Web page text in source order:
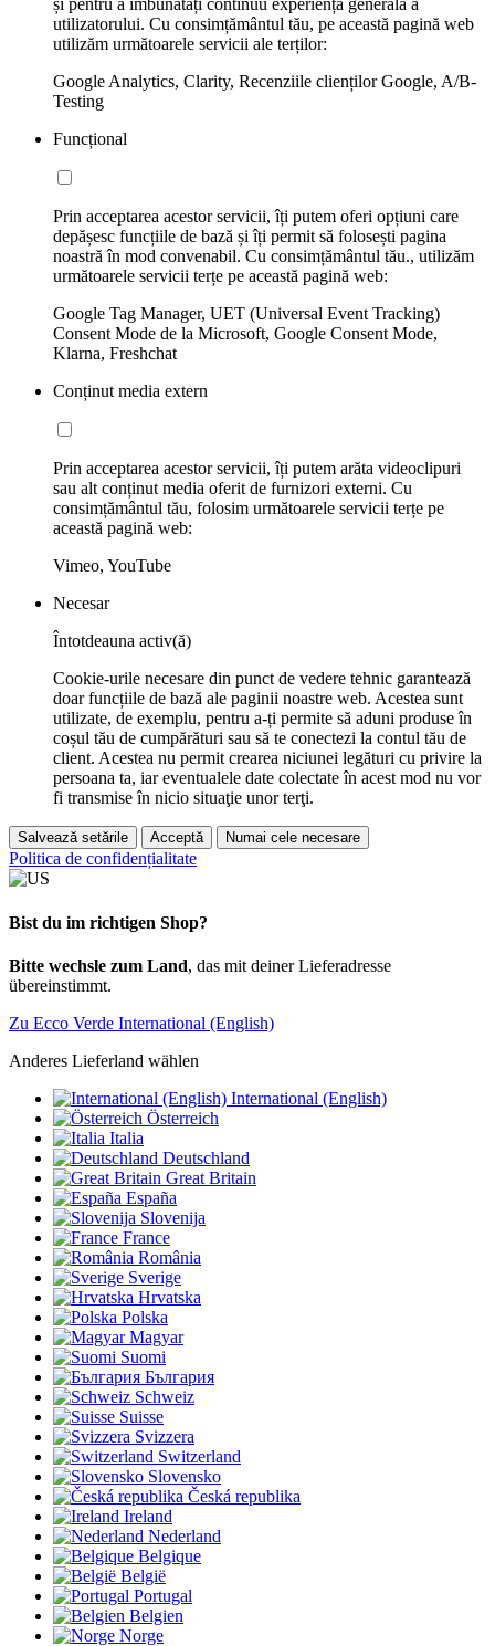
și pentru a îmbunătăți continuu experiența generală a
utilizatorului. Cu consimțământul tău, pe această pagină web
utilizăm următoarele servicii ale terților:
Google Analytics, Clarity, Recenziile clienților Google, A/B-
Testing
Funcțional
Prin acceptarea acestor servicii, îți putem oferi opțiuni care
depășesc funcțiile de bază și îți permit să folosești pagina
noastră în mod convenabil. Cu consimțământul tău., utilizăm
următoarele servicii terțe pe această pagină web:
Google Tag Manager, UET (Universal Event Tracking)
Consent Mode de la Microsoft, Google Consent Mode,
Klarna, Freshchat
Conținut media extern
Prin acceptarea acestor servicii, îți putem arăta videoclipuri
sau alt conținut media oferit de furnizori externi. Cu
consimțământul tău, folosim următoarele servicii terțe pe
această pagină web:
Vimeo, YouTube
Necesar
Întotdeauna activ(ă)
Cookie-urile necesare din punct de vedere tehnic garantează
doar funcțiile de bază ale paginii noastre web. Acestea sunt
utilizate, de exemplu, pentru a-ți permite să aduni produse în
coșul tău de cumpărături sau să te conectezi la contul tău de
client. Acestea nu permit crearea niciunei legături cu privire la
persoana ta, iar eventualele date colectate în acest mod nu vor
fi transmise în nicio situaţie unor terţi.
Salvează setările Acceptă Numai cele necesare
Politica de confidențialitate
Bist du im richtigen Shop?
Bitte wechsle zum Land, das mit deiner Lieferadresse
übereinstimmt.
Zu Ecco Verde International (English)
Anderes Lieferland wählen
International (English)
Österreich
Italia
Deutschland
Great Britain
España
Slovenija
France
România
Sverige
Hrvatska
Polska
Magyar
Suomi
България
Schweiz
Suisse
Svizzera
Switzerland
Slovensko
Česká republika
Ireland
Nederland
Belgique
België
Portugal
Belgien
Norge